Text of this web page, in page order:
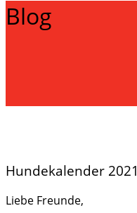
Blog
Hundekalender 2021
Liebe Freunde,